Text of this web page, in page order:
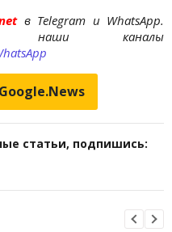
в Telegram и WhatsApp.
наши каналы
статьи, подпишись: